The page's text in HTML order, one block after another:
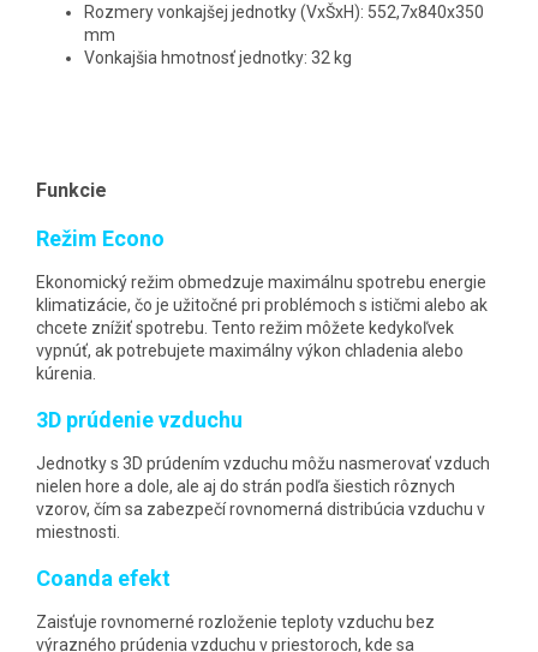
Rozmery vonkajšej jednotky (VxŠxH): 552,7x840x350
mm
Vonkajšia hmotnosť jednotky: 32 kg
Funkcie
Režim Econo
Ekonomický režim obmedzuje maximálnu spotrebu energie
klimatizácie, čo je užitočné pri problémoch s ističmi alebo ak
chcete znížiť spotrebu. Tento režim môžete kedykoľvek
vypnúť, ak potrebujete maximálny výkon chladenia alebo
kúrenia.
3D prúdenie vzduchu
Jednotky s 3D prúdením vzduchu môžu nasmerovať vzduch
nielen hore a dole, ale aj do strán podľa šiestich rôznych
vzorov, čím sa zabezpečí rovnomerná distribúcia vzduchu v
miestnosti.
Coanda efekt
Zaisťuje rovnomerné rozloženie teploty vzduchu bez
výrazného prúdenia vzduchu v priestoroch, kde sa